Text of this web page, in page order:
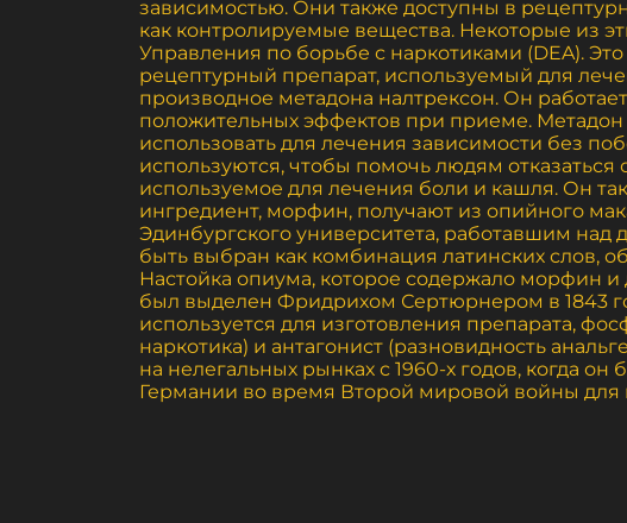
зависимостью. Они также доступны в
как контролируемые вещества. Некоторые из
Управления по борьбе с наркотиками (DEA).
рецептурный препарат, используемый для
производное метадона налтрексон. Он
положительных эффектов при приеме.
использовать для лечения зависимости без
используются, чтобы помочь людям
используемое для лечения боли и кашля. Он
ингредиент, морфин, получают из опийного
Эдинбургского университета, работавшим
быть выбран как комбинация латинских слов,
Настойка опиума, которое содержало морфин
был выделен Фридрихом Сертюрнером в 1843
используется для изготовления препарата,
наркотика) и антагонист (разновидность
на нелегальных рынках с 1960-х годов, когда
Германии во время Второй мировой войны для